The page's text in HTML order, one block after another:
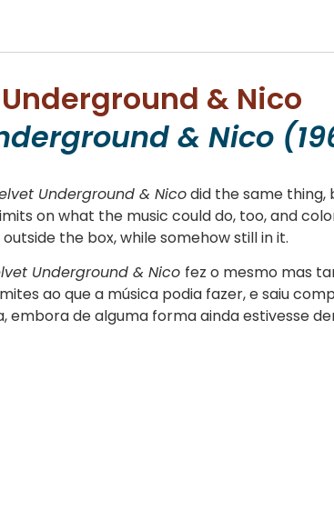
& Nico
& Nico
Underground & Nicodid the same thing,
on what the music could do, too, and
the box, while somehow still in it.
Underground & Nico fez o mesmo mas
ao que a música podia fazer, e saiu
embora de alguma forma ainda estivesse